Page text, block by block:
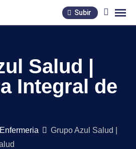
Subir
Salud |
Integral de
Enfermeria
Grupo Azul Salud |